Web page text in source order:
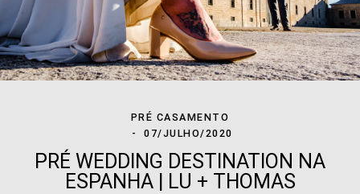
PRÉ CASAMENTO
07/JULHO/2020
PRÉ WEDDING DESTINATION NA
ESPANHA | LU + THOMAS